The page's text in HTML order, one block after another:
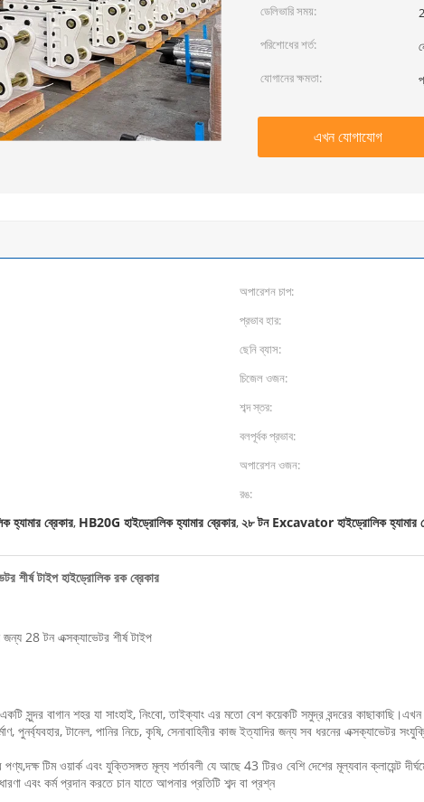
ডেলিভারি সময়:
পরিশোধের শর্ত:
যোগানের ক্ষমতা:
এখন যোগাযোগ
অপারেশন চাপ:
প্রভাব হার:
ছেনি ব্যাস:
চিজেল ওজন:
শব্দ স্তর:
বলপূর্বক প্রভাব:
অপারেশন ওজন:
রঙ:
হ্যামার ব্রেকার, HB20G হাইড্রোলিক হ্যামার ব্রেকার,২৮ টন Excavator হাইড্রোলিক হ্যামার
শীর্ষ টাইপ হাইড্রোলিক রক ব্রেকার
28 টন এক্সক্যাভেটর শীর্ষ টাইপ
সুন্দর বাগান শহর যা সাংহাই, নিংবো, তাইক্যাং এর মতো বেশ কয়েকটি সমুদ্র বন্দরের
পুনর্ব্যবহার, টানেল, পানির নিচে, কৃষি, সেনাবাহিনীর কাজ ইত্যাদির জন্য সব ধরনের এক্সক্যাভেটর
টিম ওয়ার্ক এবং যুক্তিসঙ্গত মূল্য শর্তাবলী যে আছে 43 টিরও বেশি দেশের মূল্যবান ক্লায়েন্ট
এবং কর্ম প্রদান করতে চান যাতে আপনার প্রতিটি শব্দ বা প্রশ্ন